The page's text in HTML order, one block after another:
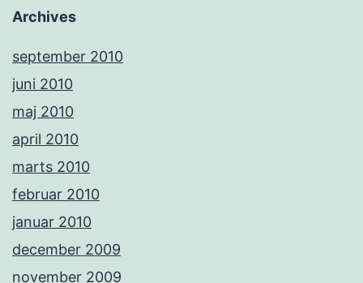
Archives
september 2010
juni 2010
maj 2010
april 2010
marts 2010
februar 2010
januar 2010
december 2009
november 2009